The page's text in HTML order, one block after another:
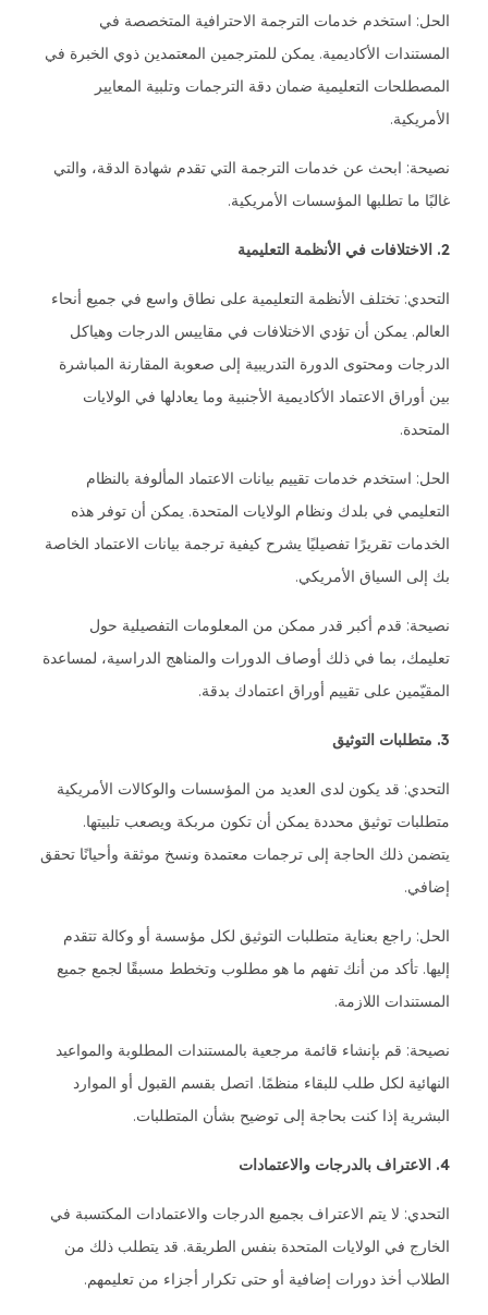
الحل: استخدم خدمات الترجمة الاحترافية المتخصصة في
المستندات الأكاديمية. يمكن للمترجمين المعتمدين ذوي الخبرة في
المصطلحات التعليمية ضمان دقة الترجمات وتلبية المعايير
الأمريكية.
نصيحة: ابحث عن خدمات الترجمة التي تقدم شهادة الدقة، والتي
غالبًا ما تطلبها المؤسسات الأمريكية.
2. الاختلافات في الأنظمة التعليمية
التحدي: تختلف الأنظمة التعليمية على نطاق واسع في جميع أنحاء
العالم. يمكن أن تؤدي الاختلافات في مقاييس الدرجات وهياكل
الدرجات ومحتوى الدورة التدريبية إلى صعوبة المقارنة المباشرة
بين أوراق الاعتماد الأكاديمية الأجنبية وما يعادلها في الولايات
المتحدة.
الحل: استخدم خدمات تقييم بيانات الاعتماد المألوفة بالنظام
التعليمي في بلدك ونظام الولايات المتحدة. يمكن أن توفر هذه
الخدمات تقريرًا تفصيليًا يشرح كيفية ترجمة بيانات الاعتماد الخاصة
بك إلى السياق الأمريكي.
نصيحة: قدم أكبر قدر ممكن من المعلومات التفصيلية حول
تعليمك، بما في ذلك أوصاف الدورات والمناهج الدراسية، لمساعدة
المقيّمين على تقييم أوراق اعتمادك بدقة.
3. متطلبات التوثيق
التحدي: قد يكون لدى العديد من المؤسسات والوكالات الأمريكية
متطلبات توثيق محددة يمكن أن تكون مربكة ويصعب تلبيتها.
يتضمن ذلك الحاجة إلى ترجمات معتمدة ونسخ موثقة وأحيانًا تحقق
إضافي.
الحل: راجع بعناية متطلبات التوثيق لكل مؤسسة أو وكالة تتقدم
إليها. تأكد من أنك تفهم ما هو مطلوب وتخطط مسبقًا لجمع جميع
المستندات اللازمة.
نصيحة: قم بإنشاء قائمة مرجعية بالمستندات المطلوبة والمواعيد
النهائية لكل طلب للبقاء منظمًا. اتصل بقسم القبول أو الموارد
البشرية إذا كنت بحاجة إلى توضيح بشأن المتطلبات.
4. الاعتراف بالدرجات والاعتمادات
التحدي: لا يتم الاعتراف بجميع الدرجات والاعتمادات المكتسبة في
الخارج في الولايات المتحدة بنفس الطريقة. قد يتطلب ذلك من
الطلاب أخذ دورات إضافية أو حتى تكرار أجزاء من تعليمهم.